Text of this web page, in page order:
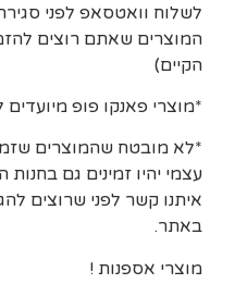
לשלוח וואטסאפ לפני
המוצרים שאתם רוצים
הקיים)
*מוצרי פאנקו פופ מיועדים לגילאי
*לא מובטח שהמוצרים
עצמי יהיו זמינים גם בחנות
איתנו קשר לפני שרוצים
באתר.
מוצרי אספנות !